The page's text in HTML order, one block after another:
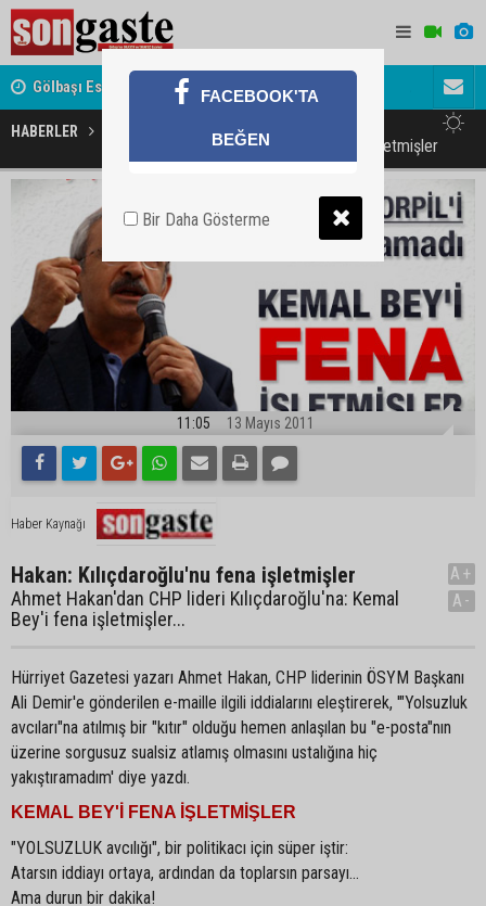
Gölbaşı Esnafının Sesi Ankara Kalkınma Ajansı'nda Avukat
akını
HABERLER
Hakan: Kılıçdaroğlu'nu fena işletmişler
11:05 13 Mayıs 2011
Haber Kaynağı
Hakan: Kılıçdaroğlu'nu fena işletmişler
Ahmet Hakan'dan CHP lideri Kılıçdaroğlu'na: Kemal
Bey'i fena işletmişler...
A+
A-
Hürriyet Gazetesi yazarı Ahmet Hakan, CHP liderinin ÖSYM Başkanı
Ali Demir'e gönderilen e-maille ilgili iddialarını eleştirerek, '"Yolsuzluk
avcıları"na atılmış bir "kıtır" olduğu hemen anlaşılan bu "e-posta"nın
üzerine sorgusuz sualsiz atlamış olmasını ustalığına hiç
yakıştıramadım' diye yazdı.
KEMAL BEY'İ FENA İŞLETMİŞLER
"YOLSUZLUK avcılığı", bir politikacı için süper iştir:
Atarsın iddiayı ortaya, ardından da toplarsın parsayı...
Ama durun bir dakika!
FACEBOOK'TA
BEĞEN
Bir Daha Gösterme